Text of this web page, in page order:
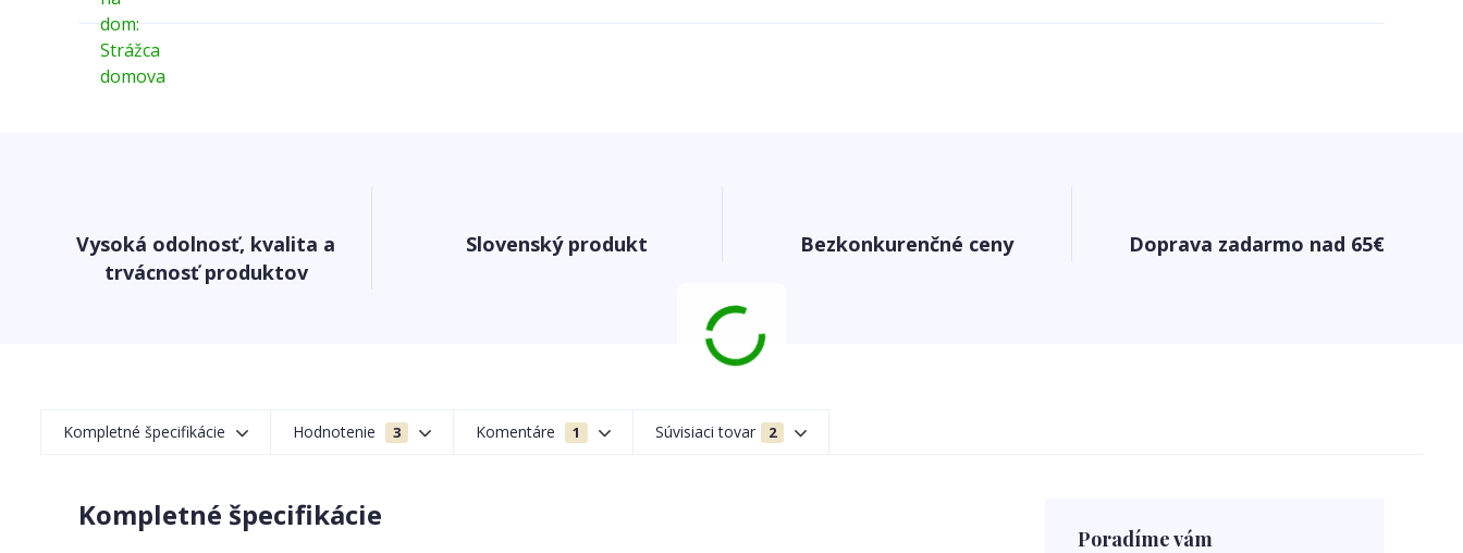
Vysoká odolnosť, kvalita a
trvácnosť produktov
Slovenský produkt Bezkonkurenčné ceny Doprava zadarmo nad 65€
Kompletné špecifikácie Hodnotenie 3 Komentáre 1 Súvisiaci tovar 2
Kompletné špecifikácie
Poradíme vám